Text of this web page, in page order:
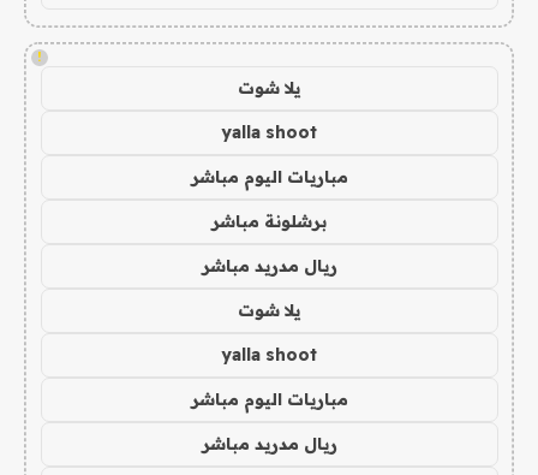
!
يلا شوت
yalla shoot
مباريات اليوم مباشر
برشلونة مباشر
ريال مدريد مباشر
يلا شوت
yalla shoot
مباريات اليوم مباشر
ريال مدريد مباشر